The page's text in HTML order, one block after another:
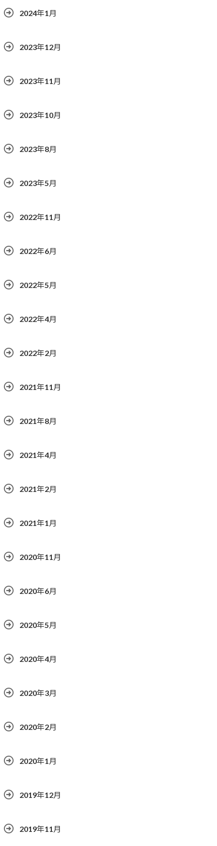
2024年1月
2023年12月
2023年11月
2023年10月
2023年8月
2023年5月
2022年11月
2022年6月
2022年5月
2022年4月
2022年2月
2021年11月
2021年8月
2021年4月
2021年2月
2021年1月
2020年11月
2020年6月
2020年5月
2020年4月
2020年3月
2020年2月
2020年1月
2019年12月
2019年11月